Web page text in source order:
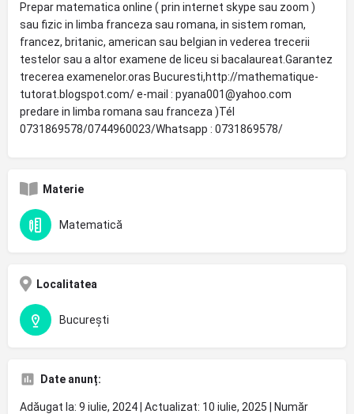
Prepar matematica online ( prin internet skype sau zoom )
sau fizic in limba franceza sau romana, in sistem roman,
francez, britanic, american sau belgian in vederea trecerii
testelor sau a altor examene de liceu si bacalaureat.Garantez
trecerea examenelor.oras Bucuresti,http://mathematique-
tutorat.blogspot.com/ e-mail : pyana001@yahoo.com
predare in limba romana sau franceza )Tél
0731869578/0744960023/Whatsapp : 0731869578/
Materie
Matematică
Localitatea
București
Date anunț:
Adăugat la: 9 iulie, 2024 | Actualizat: 10 iulie, 2025 | Număr